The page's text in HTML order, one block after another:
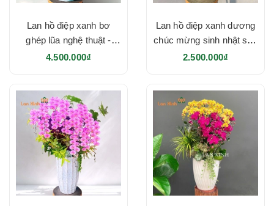
Lan hồ điệp xanh bơ
ghép lũa nghệ thuật -
HD642
4.500.000₫
Lan hồ điệp xanh dương
chúc mừng sinh nhật sếp
- HD641
2.500.000₫